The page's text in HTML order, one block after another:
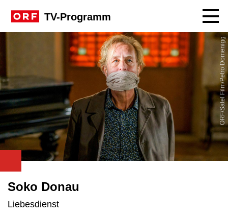
TV-Programm
ORF/Satel Film/Petro Domenigg
Soko Donau
Liebesdienst